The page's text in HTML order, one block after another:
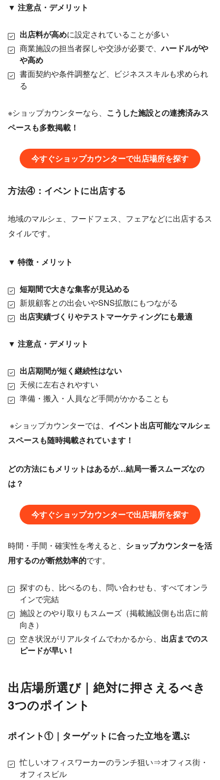
▼ 注意点・デメリット
出店料が高めに設定されていることが多い
商業施設の担当者探しや交渉が必要で、ハードルがや
や高め
書面契約や条件調整など、ビジネススキルも求められ
る
※ショップカウンターなら、 こうした施設との連携済みス
ペースも多数掲載！
今すぐショップカウンターで出店場所を探す
方法④：イベントに出店する
地域のマルシェ、フードフェス、フェアなどに出店するス
タイルです。
▼ 特徴・メリット
短期間で大きな集客が見込める
新規顧客との出会いやSNS拡散にもつながる
出店実績づくりやテストマーケティングにも最適
▼ 注意点・デメリット
出店期間が短く継続性はない
天候に左右されやすい
準備・搬入・人員など手間がかかることも
※ショップカウンターでは、 イベント出店可能なマルシェ
スペースも随時掲載されています！
どの方法にもメリットはあるが…結局一番スムーズなの
は？
今すぐショップカウンターで出店場所を探す
時間・手間・確実性を考えると、 ショップカウンターを活
用するのが断然効率的です。
探すのも、比べるのも、問い合わせも、すべてオンラ
インで完結
施設とのやり取りもスムーズ（掲載施設側も出店に前
向き）
空き状況がリアルタイムでわかるから、 出店までのス
ピードが早い！
出店場所選び｜絶対に押さえるべき
3つのポイント
ポイント①｜ターゲットに合った立地を選ぶ
忙しいオフィスワーカーのランチ狙い⇒オフィス街・
オフィスビル